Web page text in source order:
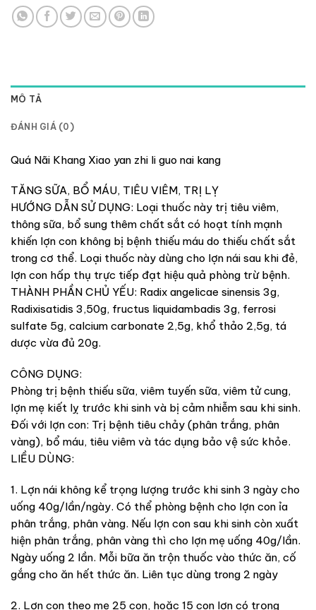
MÔ TẢ
ĐÁNH GIÁ (0)
Quá Nãi Khang Xiao yan zhi li guo nai kang
TĂNG SỮA, BỔ MÁU, TIÊU VIÊM, TRỊ LỴ
HƯỚNG DẪN SỬ DỤNG: Loại thuốc này trị tiêu viêm,
thông sữa, bổ sung thêm chất sắt có hoạt tính mạnh
khiến lợn con không bị bệnh thiếu máu do thiếu chất sắt
trong cơ thể. Loại thuốc này dùng cho lợn nái sau khi đẻ,
lợn con hấp thụ trực tiếp đạt hiệu quả phòng trừ bệnh.
THÀNH PHẦN CHỦ YẾU: Radix angelicae sinensis 3g,
Radixisatidis 3,50g, fructus liquidambadis 3g, ferrosi
sulfate 5g, calcium carbonate 2,5g, khổ thảo 2,5g, tá
dược vừa đủ 20g.
CÔNG DỤNG:
Phòng trị bệnh thiếu sữa, viêm tuyến sữa, viêm tử cung,
lợn mẹ kiết lỵ trước khi sinh và bị cảm nhiễm sau khi sinh.
Đối với lợn con: Trị bệnh tiêu chảy (phân trắng, phân
vàng), bổ máu, tiêu viêm và tác dụng bảo vệ sức khỏe.
LIỀU DÙNG:
1. Lợn nái không kể trọng lượng trước khi sinh 3 ngày cho
uống 40g/lần/ngày. Có thể phòng bệnh cho lợn con ỉa
phân trắng, phân vàng. Nếu lợn con sau khi sinh còn xuất
hiện phân trắng, phân vàng thì cho lợn mẹ uống 40g/lần.
Ngày uống 2 lần. Mỗi bữa ăn trộn thuốc vào thức ăn, cố
gắng cho ăn hết thức ăn. Liên tục dùng trong 2 ngày
2. Lợn con theo mẹ 25 con, hoặc 15 con lợn có trọng